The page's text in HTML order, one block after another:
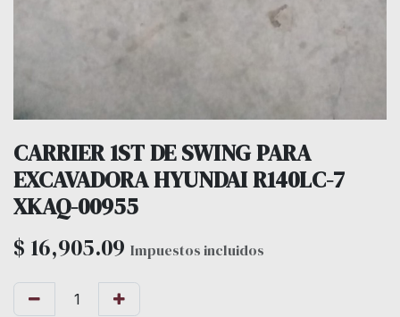
CARRIER 1ST DE SWING PARA
EXCAVADORA HYUNDAI R140LC-7
XKAQ-00955
$ 16,905.09 Impuestos incluidos